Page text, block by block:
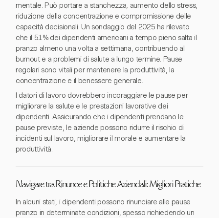
mentale. Può portare a stanchezza, aumento dello stress,
riduzione della concentrazione e compromissione delle
capacità decisionali. Un sondaggio del 2025 ha rilevato
che il 51% dei dipendenti americani a tempo pieno salta il
pranzo almeno una volta a settimana, contribuendo al
burnout e a problemi di salute a lungo termine. Pause
regolari sono vitali per mantenere la produttività, la
concentrazione e il benessere generale.
I datori di lavoro dovrebbero incoraggiare le pause per
migliorare la salute e le prestazioni lavorative dei
dipendenti. Assicurando che i dipendenti prendano le
pause previste, le aziende possono ridurre il rischio di
incidenti sul lavoro, migliorare il morale e aumentare la
produttività.
Navigare tra Rinunce e Politiche Aziendali: Migliori Pratiche
In alcuni stati, i dipendenti possono rinunciare alle pause
pranzo in determinate condizioni, spesso richiedendo un